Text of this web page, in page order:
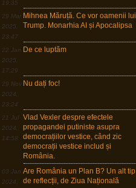
Pârvu Florin
05 Sep 2025, 20:02
It's not enough to be up to date, you have to
be up to tomorrow.
Nu e suficient să fii la curent cu ce se
întâmplă azi, trebuie să fii la curent cu ce se
va întâmpla mâine.
David Ben Gurion, fost prim ministru israelian
Pârvu Florin
28 Aug 2025, 01:17
În Marea Britanie ura rasială, religioasă,
legată de orientarea sexuală sau de
dizabilitate e circumstanță agravantă care
conduce la dublarea minimului și maximului
pedepsei pentru infracțiuni astfel motivate.
Poate e cazul ca și societatea românească
să înceapă să se gândească la asta.
Zic și eu, mnah…
19:35
29 Mar
2025,
23:47
Mihnea Măruță. Ce vor oamenii lui
Trump. Monarhia AI și Apocalipsa
22 Jan
2025,
17:29
De ce luptăm
29 Nov
2024,
23:24
Nu dați foc!
21 Jul
2024,
14:58
Vlad Vexler despre efectele
propagandei putiniste asupra
democrațiilor vestice, când zic
democrații vestice includ și
România.
03 Jan
2024,
Are România un Plan B? Un alt tip
de reflecții, de Ziua Națională